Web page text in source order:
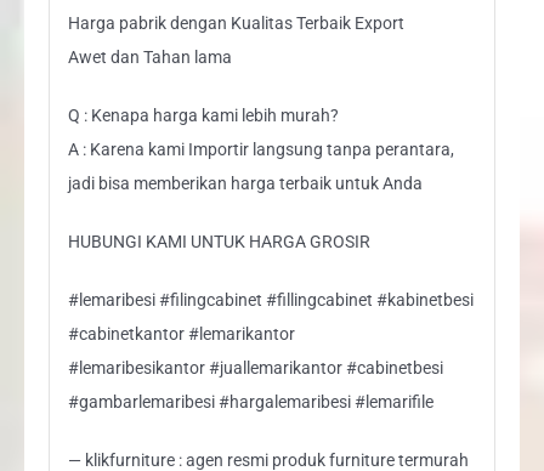
Harga pabrik dengan Kualitas Terbaik Export
Awet dan Tahan lama
Q : Kenapa harga kami lebih murah?
A : Karena kami Importir langsung tanpa perantara,
jadi bisa memberikan harga terbaik untuk Anda
HUBUNGI KAMI UNTUK HARGA GROSIR
#lemaribesi #filingcabinet #fillingcabinet #kabinetbesi
#cabinetkantor #lemarikantor
#lemaribesikantor #juallemarikantor #cabinetbesi
#gambarlemaribesi #hargalemaribesi #lemarifile
— klikfurniture : agen resmi produk furniture termurah